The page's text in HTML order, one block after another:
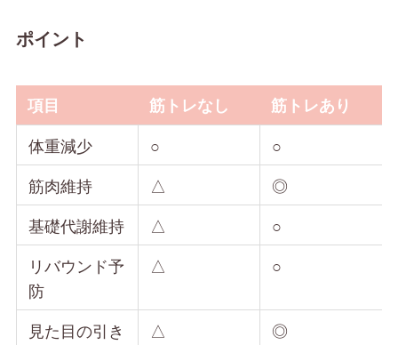
ポイント
項目 筋トレなし
筋トレあり
体重減少
○
○
筋肉維持
△
◎
基礎代謝維持
△
○
リバウンド予
防
△ ○
見た目の引き
△ ◎